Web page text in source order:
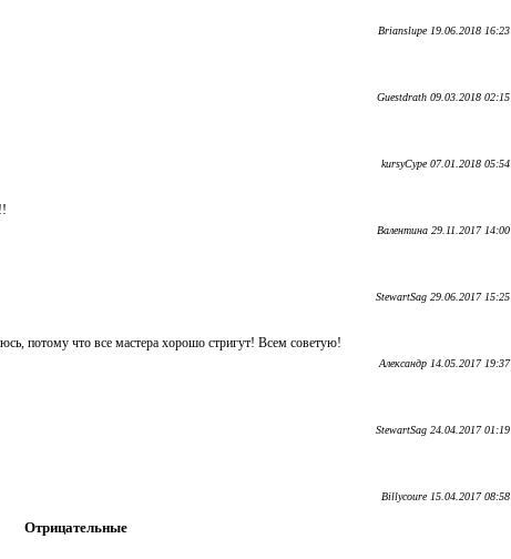
Brianslupe 19.06.2018 16:23
Guestdrath 09.03.2018 02:15
kursyCype 07.01.2018 05:54
Валентина 29.11.2017 14:00
StewartSag 29.06.2017 15:25
потому что все мастера хорошо стригут! Всем советую!
Александр 14.05.2017 19:37
StewartSag 24.04.2017 01:19
Billycoure 15.04.2017 08:58
Отрицательные